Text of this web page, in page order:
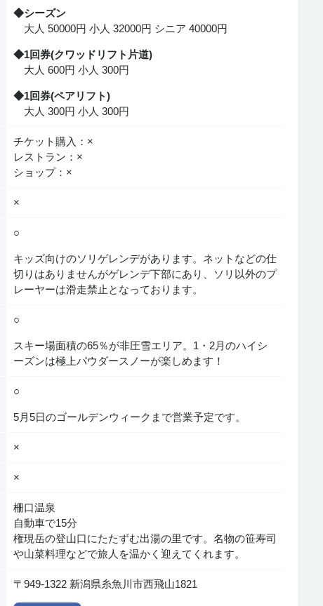
◆シーズン
大人 50000円 小人 32000円 シニア 40000円
◆1回券(クワッドリフト片道)
大人 600円 小人 300円
◆1回券(ペアリフト)
大人 300円 小人 300円
チケット購入：×
レストラン：×
ショップ：×
×
○
キッズ向けのソリゲレンデがあります。ネットなどの仕
切りはありませんがゲレンデ下部にあり、ソリ以外のプ
レーヤーは滑走禁止となっております。
○
スキー場面積の65％が非圧雪エリア。1・2月のハイシ
ーズンは極上パウダースノーが楽しめます！
○
5月5日のゴールデンウィークまで営業予定です。
×
×
柵口温泉
自動車で15分
権現岳の登山口にたたずむ出湯の里です。名物の笹寿司
や山菜料理などで旅人を温かく迎えてくれます。
〒949-1322 新潟県糸魚川市西飛山1821